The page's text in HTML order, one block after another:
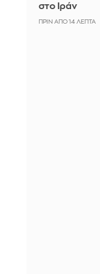
στο Ιράν
ΠΡΙΝ ΑΠΌ 14 ΛΕΠΤΆ